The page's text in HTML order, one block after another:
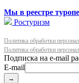
Мы в реестре
Ростуризм
Политика обработки
Политика обработки
E-mail
→